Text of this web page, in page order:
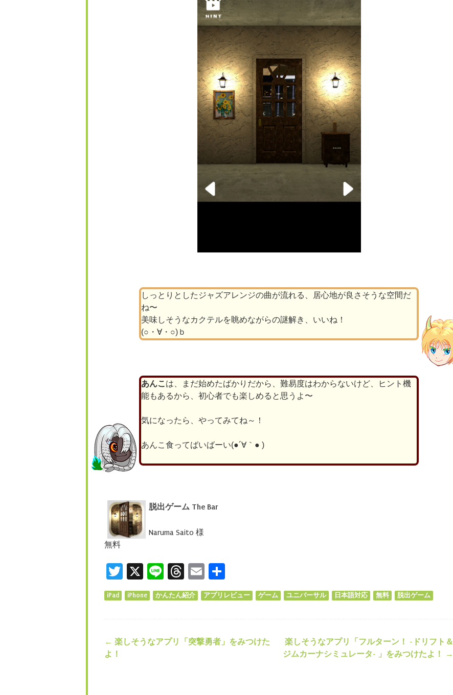
しっとりとしたジャズアレンジの曲が流れる、居心地が良さそうな空間だ
ね〜
美味しそうなカクテルを眺めながらの謎解き、いいね！
(○・∀・○)ｂ
あんこ は、まだ始めたばかりだから、難易度はわからないけど、ヒント機
能もあるから、初心者でも楽しめると思うよ〜
気になったら、やってみてね～！
あんこ食ってばいばーい(●´∀｀● )
脱出ゲーム The Bar
Naruma Saito 様
無料
Twitter
X LineThreads
Email
有
iPad iPhone かんたん紹介 アプリレビュー ゲーム ユニバーサル 日本語対応 無料 脱出ゲーム
投稿ナビゲーション
← 楽しそうなアプリ「突撃勇者」をみつけた
よ！
楽しそうなアプリ「フルターン！ -ドリフト＆
ジムカーナシミュレータ- 」をみつけたよ！
→